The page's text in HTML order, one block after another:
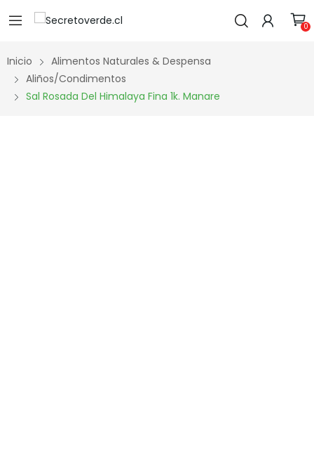
0
Inicio
Alimentos Naturales & Despensa
Aliños/Condimentos
Sal Rosada Del Himalaya Fina 1k. Manare